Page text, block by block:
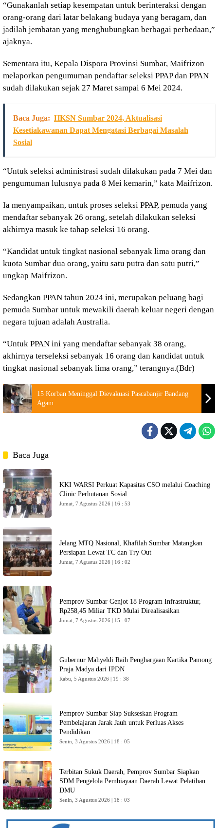
“Gunakanlah setiap kesempatan untuk berinteraksi dengan
orang-orang dari latar belakang budaya yang beragam, dan
jadilah jembatan yang menghubungkan berbagai perbedaan,”
ajaknya.
Sementara itu, Kepala Dispora Provinsi Sumbar, Maifrizon
melaporkan pengumuman pendaftar seleksi PPAP dan PPAN
sudah dilakukan sejak 27 Maret sampai 6 Mei 2024.
Baca Juga: HKSN Sumbar 2024, Aktualisasi
Kesetiakawanan Dapat Mengatasi Berbagai Masalah
Sosial
“Untuk seleksi administrasi sudah dilakukan pada 7 Mei dan
pengumuman lulusnya pada 8 Mei kemarin,” kata Maifrizon.
Ia menyampaikan, untuk proses seleksi PPAP, pemuda yang
mendaftar sebanyak 26 orang, setelah dilakukan seleksi
akhirnya masuk ke tahap seleksi 16 orang.
“Kandidat untuk tingkat nasional sebanyak lima orang dan
kuota Sumbar dua orang, yaitu satu putra dan satu putri,”
ungkap Maifrizon.
Sedangkan PPAN tahun 2024 ini, merupakan peluang bagi
pemuda Sumbar untuk mewakili daerah keluar negeri dengan
negara tujuan adalah Australia.
“Untuk PPAN ini yang mendaftar sebanyak 38 orang,
akhirnya terseleksi sebanyak 16 orang dan kandidat untuk
tingkat nasional sebanyak lima orang,” terangnya.(Bdr)
15 Korban Meninggal Dievakuasi Pascabanjir Bandang
Agam
Baca Juga
KKI WARSI Perkuat Kapasitas CSO melalui Coaching
Clinic Perhutanan Sosial
Jumat, 7 Agustus 2026 | 16 : 53
Jelang MTQ Nasional, Khafilah Sumbar Matangkan
Persiapan Lewat TC dan Try Out
Jumat, 7 Agustus 2026 | 16 : 02
Pemprov Sumbar Genjot 18 Program Infrastruktur,
Rp258,45 Miliar TKD Mulai Direalisasikan
Jumat, 7 Agustus 2026 | 15 : 07
Gubernur Mahyeldi Raih Penghargaan Kartika Pamong
Praja Madya dari IPDN
Rabu, 5 Agustus 2026 | 19 : 38
Pemprov Sumbar Siap Sukseskan Program
Pembelajaran Jarak Jauh untuk Perluas Akses
Pendidikan
Senin, 3 Agustus 2026 | 18 : 05
Terbitan Sukuk Daerah, Pemprov Sumbar Siapkan
SDM Pengelola Pembiayaan Daerah Lewat Pelatihan
DMU
Senin, 3 Agustus 2026 | 18 : 03